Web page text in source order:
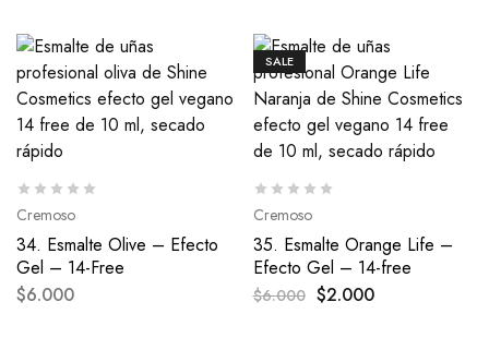
Cremoso
34. Esmalte Olive – Efecto
Gel – 14-Free
$6.000
SALE
Cremoso
35. Esmalte Orange Life –
Efecto Gel – 14-free
$6.000 $2.000